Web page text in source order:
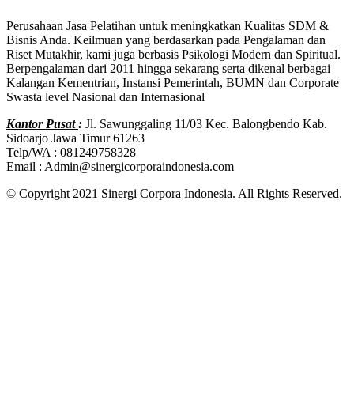
Perusahaan Jasa Pelatihan untuk meningkatkan Kualitas SDM &
Bisnis Anda. Keilmuan yang berdasarkan pada Pengalaman dan
Riset Mutakhir, kami juga berbasis Psikologi Modern dan Spiritual.
Berpengalaman dari 2011 hingga sekarang serta dikenal berbagai
Kalangan Kementrian, Instansi Pemerintah, BUMN dan Corporate
Swasta level Nasional dan Internasional
Kantor Pusat: Jl. Sawunggaling 11/03 Kec. Balongbendo Kab.
Sidoarjo Jawa Timur 61263
Telp/WA : 081249758328
Email : Admin@sinergicorporaindonesia.com
© Copyright 2021 Sinergi Corpora Indonesia. All Rights Reserved.